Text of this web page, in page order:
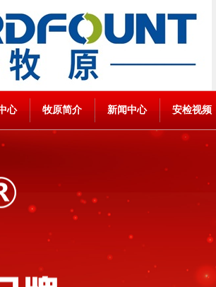
心 牧原简介 新闻中心 安检视频